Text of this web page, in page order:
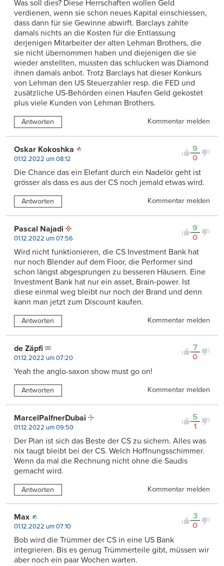
Was soll dies? Diese Herrschaften wollen Geld
verdienen, wenn sie schon neues Kapital einschiessen,
dass dann für sie Gewinne abwirft. Barclays zahlte
damals nichts an die Kosten für die Entlassung
derjenigen Mitarbeiter der alten Lehman Brothers, die
sie nicht übernommen haben und diejenigen die sie
wieder anstellten, mussten das schlucken was Diamond
ihnen damals anbot. Trotz Barclays hat dieser Konkurs
von Lehman den US Steuerzahler resp. die FED und
zusätzliche US-Behörden einen Haufen Geld gekostet
plus viele Kunden von Lehman Brothers.
Antworten Kommentar melden
9
0
Oskar Kokoshka
01.12.2022 um 08:12
Die Chance das ein Elefant durch ein Nadelör geht ist
grösser als dass es aus der CS noch jemald etwas wird.
Antworten Kommentar melden
9
0
Pascal Najadi
01.12.2022 um 07:56
Wird nicht funktionieren, die CS Investment Bank hat
nur noch Blender auf dem Floor, die Performer sind
schon längst abgesprungen zu besseren Häusern. Eine
Investment Bank hat nur ein asset, Brain-power. Ist
diese einmal weg bleibt nur noch der Brand und denn
kann man jetzt zum Discount kaufen.
Antworten Kommentar melden
7
0
de Zäpfi
01.12.2022 um 07:20
Yeah the anglo-saxon show must go on!
Antworten Kommentar melden
5
1
MarcelPalfnerDubai
01.12.2022 um 09:50
Der Plan ist sich das Beste der CS zu sichern. Alles was
nix taugt bleibt bei der CS. Welch Hoffnungsschimmer.
Wenn da mal die Rechnung nicht ohne die Saudis
gemacht wird.
Antworten Kommentar melden
3
0
Max
01.12.2022 um 07:10
Bob wird die Trümmer der CS in eine US Bank
integrieren. Bis es genug Trümmerteile gibt, müssen wir
aber noch ein paar Wochen warten.